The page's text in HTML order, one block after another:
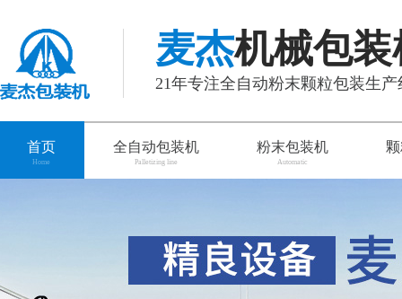
麦杰机械包装
21年专注全自动粉末颗粒包装生
首页
Home
全自动包装机
Palletizing line
粉末包装机
Automatic